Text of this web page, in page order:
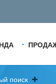
поиск